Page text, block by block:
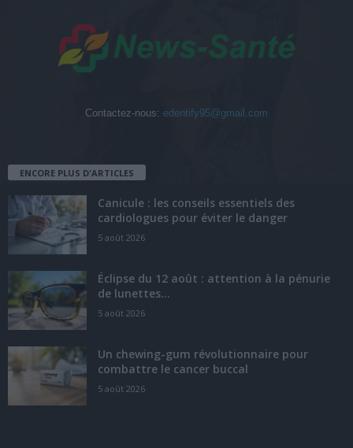
Contactez-nous: edentify95@gmail.com
ENCORE PLUS D'ARTICLES
Canicule : les conseils essentiels des
cardiologues pour éviter le danger
5 août 2026
Éclipse du 12 août : attention à la pénurie
de lunettes...
5 août 2026
Un chewing-gum révolutionnaire pour
combattre le cancer buccal
5 août 2026